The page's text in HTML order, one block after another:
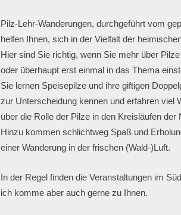
Pilz-Lehr-Wanderungen, durchgeführt vom
helfen Ihnen, sich in der Vielfalt der
Hier sind Sie richtig, wenn Sie mehr über
oder überhaupt erst einmal in das Thema
Sie lernen Speisepilze und ihre giftigen
zur Unterscheidung kennen und erfahren viel
über die Rolle der Pilze in den Kreisläufen der
Hinzu kommen schlichtweg Spaß und
In der Regel finden die Veranstaltungen im